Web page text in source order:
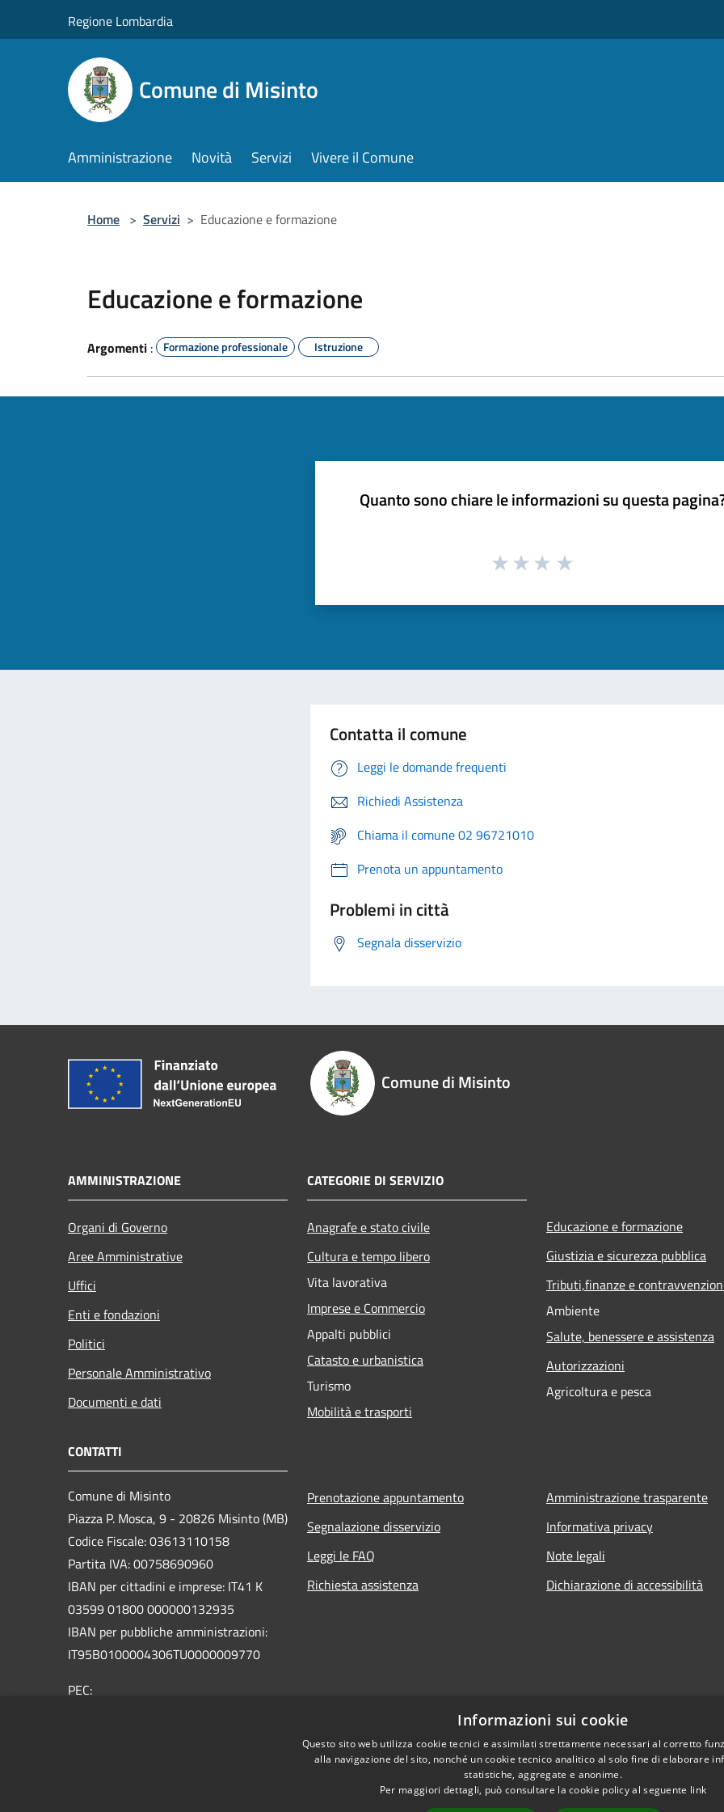
Regione Lombardia
Comune di Misinto
Amministrazione Novità Servizi Vivere il Comune
Home > Servizi > Educazione e formazione
Educazione e formazione
Argomenti : Formazione professionale Istruzione
Quanto sono chiare le informazioni su questa
Contatta il comune
Leggi le domande frequenti
Richiedi Assistenza
Chiama il comune 02 96721010
Prenota un appuntamento
Problemi in città
Segnala disservizio
Comune di Misinto
AMMINISTRAZIONE
Organi di Governo
Aree Amministrative
Uffici
Enti e fondazioni
Politici
Personale Amministrativo
Documenti e dati
CATEGORIE DI SERVIZIO
Anagrafe e stato civile
Cultura e tempo libero
Vita lavorativa
Imprese e Commercio
Appalti pubblici
Catasto e urbanistica
Turismo
Mobilità e trasporti
Educazione e formazione
Giustizia e sicurezza pubblica
Tributi,finanze e
Ambiente
Salute, benessere e assistenza
Autorizzazioni
Agricoltura e pesca
CONTATTI
Comune di Misinto
Piazza P. Mosca, 9 - 20826 Misinto (MB)
Codice Fiscale: 03613110158
Partita IVA: 00758690960
IBAN per cittadini e imprese: IT41 K
03599 01800 000000132935
IBAN per pubbliche amministrazioni:
IT95B0100004306TU0000009770
PEC:
Prenotazione appuntamento
Segnalazione disservizio
Leggi le FAQ
Richiesta assistenza
Amministrazione trasparente
Informativa privacy
Note legali
Dichiarazione di accessibilità
Informazioni sui cookie
Questo sito web utilizza cookie tecnici e assimilati strettamente necessari al corretto
alla navigazione del sito, nonché un cookie tecnico analitico al solo fine di elaborare
statistiche, aggregate e anonime.
Per maggiori dettagli, può consultare la cookie policy al seguente link